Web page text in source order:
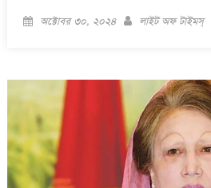
Posted
অক্টোবর ৩০, ২০২৪ Author
লাইট অফ টাইমস্